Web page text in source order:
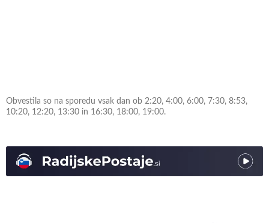
Obvestila so na sporedu vsak dan ob 2:20, 4:00, 6:00, 7:30, 8:53,
10:20, 12:20, 13:30 in 16:30, 18:00, 19:00.